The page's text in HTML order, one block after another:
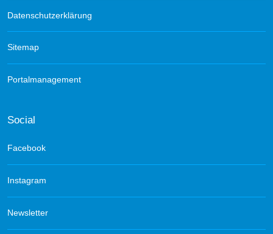
Datenschutzerklärung
Sitemap
Portalmanagement
Social
Facebook
Instagram
Newsletter